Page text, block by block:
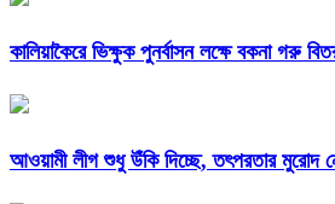
কালিয়াকৈরে ভিক্ষুক পুনর্বাসন লক্ষে বকনা গরু
আওয়ামী লীগ শুধু উঁকি দিচ্ছে, তৎপরতার মুরোদ